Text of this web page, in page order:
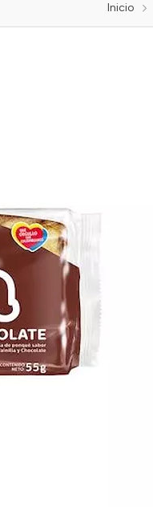
Inicio